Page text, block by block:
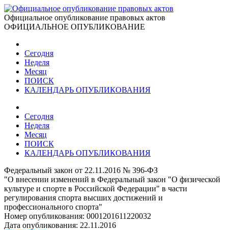
Официальное опубликование правовых актов
ОФИЦИАЛЬНОЕ ОПУБЛИКОВАНИЕ
Сегодня
Неделя
Месяц
ПОИСК
КАЛЕНДАРЬ ОПУБЛИКОВАНИЯ
Сегодня
Неделя
Месяц
ПОИСК
КАЛЕНДАРЬ ОПУБЛИКОВАНИЯ
Федеральный закон от 22.11.2016 № 396-ФЗ
"О внесении изменений в Федеральный закон "О физической
культуре и спорте в Российской Федерации" в части
регулирования спорта высших достижений и
профессионального спорта"
Номер опубликования: 0001201611220032
Дата опубликования: 22.11.2016